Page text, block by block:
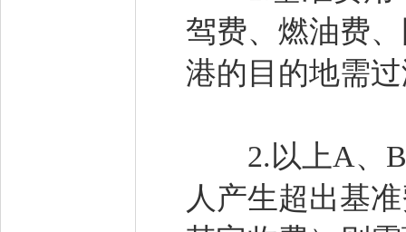
驾费、燃油费
港的目的地需
2.以上A、B
人产生超出基